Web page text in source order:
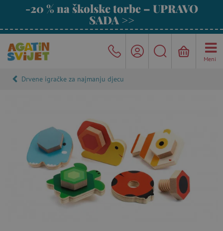
-20 % na školske torbe – UPRAVO
SADA >>
Meni
Drvene igračke za najmanju djecu